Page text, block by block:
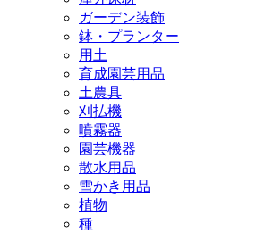
ガーデン装飾
鉢・プランター
用土
育成園芸用品
土農具
刈払機
噴霧器
園芸機器
散水用品
雪かき用品
植物
種